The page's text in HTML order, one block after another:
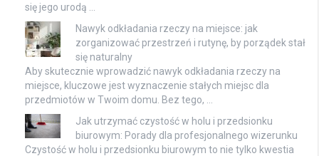
się jego urodą …
Nawyk odkładania rzeczy na miejsce: jak
zorganizować przestrzeń i rutynę, by porządek stał
się naturalny
Aby skutecznie wprowadzić nawyk odkładania rzeczy na
miejsce, kluczowe jest wyznaczenie stałych miejsc dla
przedmiotów w Twoim domu. Bez tego, …
Jak utrzymać czystość w holu i przedsionku
biurowym: Porady dla profesjonalnego wizerunku
Czystość w holu i przedsionku biurowym to nie tylko kwestia